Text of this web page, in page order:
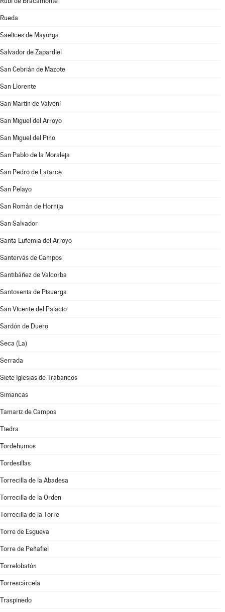
Rueda
Saelices de Mayorga
Salvador de Zapardiel
San Cebrián de Mazote
San Llorente
San Martín de Valvení
San Miguel del Arroyo
San Miguel del Pino
San Pablo de la Moraleja
San Pedro de Latarce
San Pelayo
San Román de Hornija
San Salvador
Santa Eufemia del Arroyo
Santervás de Campos
Santibáñez de Valcorba
Santovenia de Pisuerga
San Vicente del Palacio
Sardón de Duero
Seca (La)
Serrada
Siete Iglesias de Trabancos
Simancas
Tamariz de Campos
Tiedra
Tordehumos
Tordesillas
Torrecilla de la Abadesa
Torrecilla de la Orden
Torrecilla de la Torre
Torre de Esgueva
Torre de Peñafiel
Torrelobatón
Torrescárcela
Traspinedo